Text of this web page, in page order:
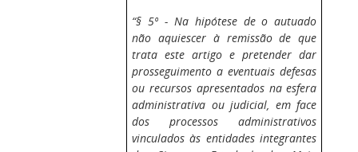
“§ 5º - Na hipótese de o autuado
não aquiescer à remissão de que
trata este artigo e pretender dar
prosseguimento a eventuais defesas
ou recursos apresentados na esfera
administrativa ou judicial, em face
dos processos administrativos
vinculados às entidades integrantes